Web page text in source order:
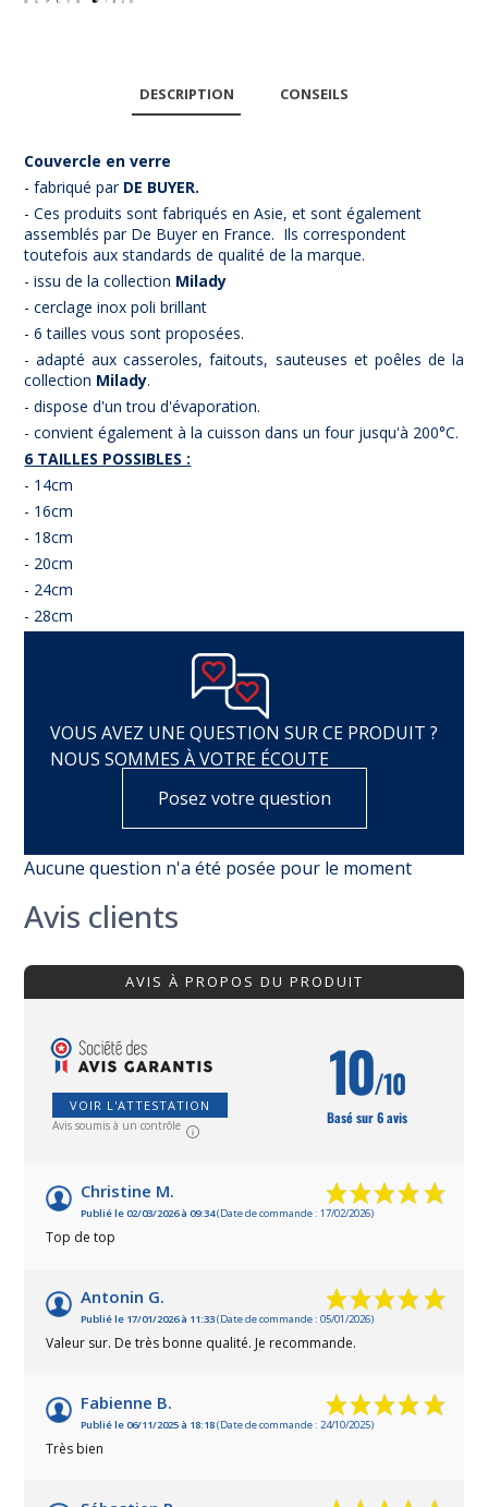
DESCRIPTION CONSEILS
Couvercle en verre
- fabriqué parDE BUYER.
- Ces produits sont fabriqués en Asie, et sont également
assemblés par De Buyer en France. Ils correspondent
toutefois aux standards de qualité de la marque.
- issu de la collection Milady
- cerclage inox poli brillant
- 6 tailles vous sont proposées.
- adapté aux casseroles, faitouts, sauteuses et poêles de la
collection Milady.
- dispose d'un trou d'évaporation.
- convient également à la cuisson dans un four jusqu'à 200°C.
6 TAILLES POSSIBLES :
- 14cm
- 16cm
- 18cm
- 20cm
- 24cm
- 28cm
VOUS AVEZ UNE QUESTION SUR CE PRODUIT ?
NOUS SOMMES À VOTRE ÉCOUTE
Posez votre question
Aucune question n'a été posée pour le moment
Avis clients
AVIS À PROPOS DU PRODUIT
VOIR L'ATTESTATION
Avis soumis à un contrôle
10/10
Basé sur 6 avis
Christine M.
Publié le 02/03/2026 à 09:34(Date de commande : 17/02/2026)
Top de top
Antonin G.
Publié le 17/01/2026 à 11:33(Date de commande : 05/01/2026)
Valeur sur. De très bonne qualité. Je recommande.
Fabienne B.
Publié le 06/11/2025 à 18:18(Date de commande : 24/10/2025)
Très bien